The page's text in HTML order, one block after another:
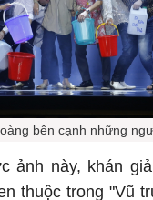
bên cạnh những
ảnh này, khán
thuộc trong "Vũ